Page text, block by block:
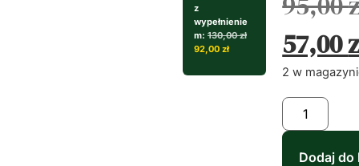
z
wypełnienie
m: 130,00zł
92,00 zł
57,00
2 w
Dodaj do